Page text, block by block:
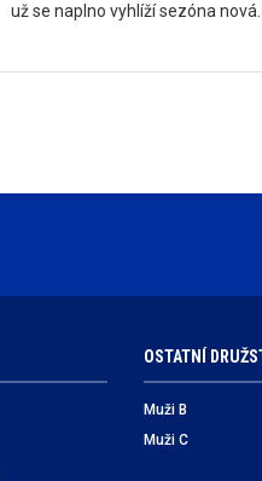
už se naplno vyhlíží sezóna
OSTATNÍ
Muži B
Muži C